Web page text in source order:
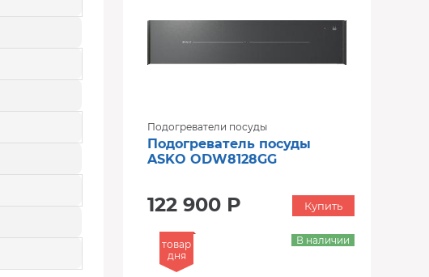
Подогреватели посуды
Подогреватель посуды
ASKO ODW8128GG
122 900 Р Купить
товар
дня
В наличии